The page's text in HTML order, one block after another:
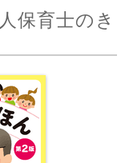
保育士のき